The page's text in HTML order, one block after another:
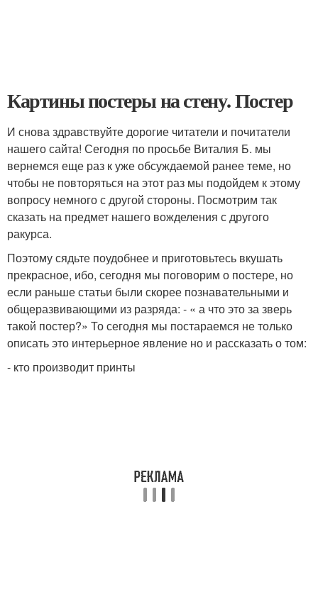
Картины постеры на стену. Постер
И снова здравствуйте дорогие читатели и почитатели
нашего сайта! Сегодня по просьбе Виталия Б. мы
вернемся еще раз к уже обсуждаемой ранее теме, но
чтобы не повторяться на этот раз мы подойдем к этому
вопросу немного с другой стороны. Посмотрим так
сказать на предмет нашего вожделения с другого
ракурса.
Поэтому сядьте поудобнее и приготовьтесь вкушать
прекрасное, ибо, сегодня мы поговорим о постере, но
если раньше статьи были скорее познавательными и
общеразвивающими из разряда: - « а что это за зверь
такой постер?» То сегодня мы постараемся не только
описать это интерьерное явление но и рассказать о том:
- кто производит принты